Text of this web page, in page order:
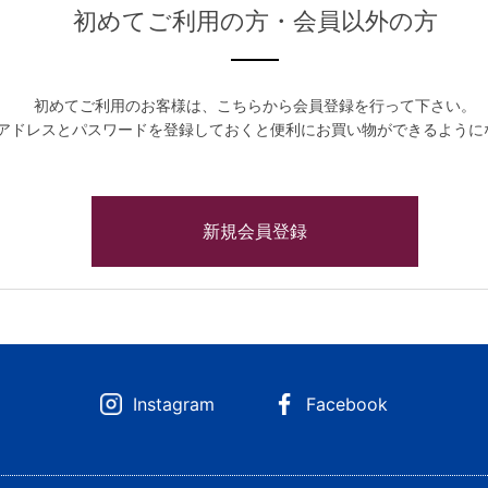
初めてご利用の方・会員以外の方
初めてご利用のお客様は、こちらから会員登録を行って下さい。
ドレスとパスワードを登録しておくと便利にお買い物ができるように
Instagram Facebook